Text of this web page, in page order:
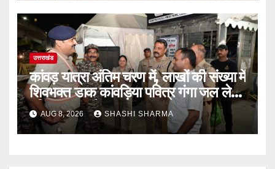
उत्तराखंड
कांवड़ यात्रा अंतिम चरण में, लाखों की संख्या में
शिवभक्त डाक कांवड़िया पवित्र गंगा जल लेने
हरिद्वार पहुंच रहे
AUG 8, 2026 SHASHI SHARMA